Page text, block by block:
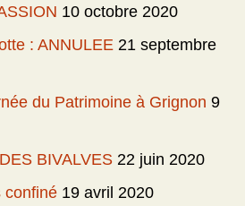
10 octobre 2020
: ANNULEE 21 septembre
du Patrimoine à Grignon 9
BIVALVES 22 juin 2020
confiné 19 avril 2020